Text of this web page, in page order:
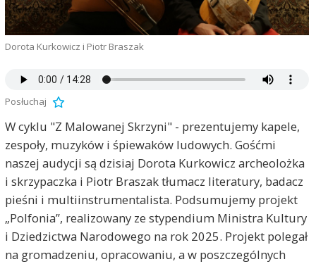
Dorota Kurkowicz i Piotr Braszak
Posłuchaj
W cyklu "Z Malowanej Skrzyni" - prezentujemy kapele,
zespoły, muzyków i śpiewaków ludowych. Gośćmi
naszej audycji są dzisiaj Dorota Kurkowicz archeolożka
i skrzypaczka i Piotr Braszak tłumacz literatury, badacz
pieśni i multiinstrumentalista. Podsumujemy projekt
„Polfonia”, realizowany ze stypendium Ministra Kultury
i Dziedzictwa Narodowego na rok 2025. Projekt polegał
na gromadzeniu, opracowaniu, a w poszczególnych